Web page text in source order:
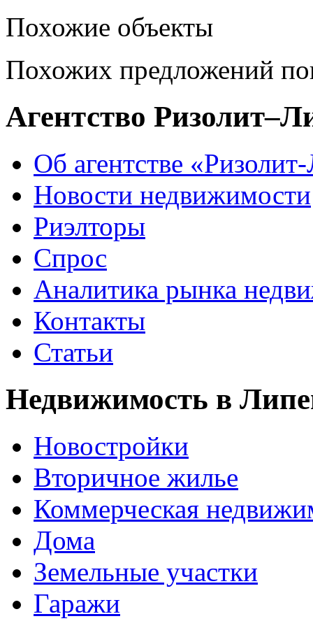
Похожие объекты
Похожих предложений
Агентство
Об агентстве
Новости недвижимости
Риэлторы
Спрос
Аналитика рынка
Контакты
Статьи
Недвижимость в
Новостройки
Вторичное жилье
Коммерческая
Дома
Земельные участки
Гаражи